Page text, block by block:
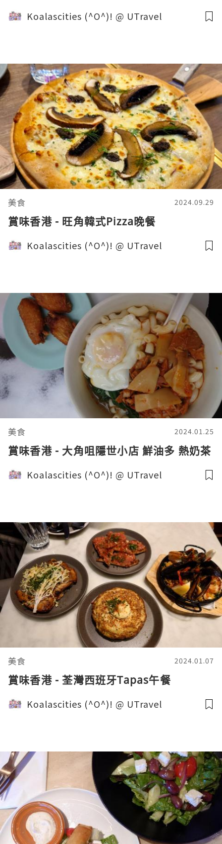
Koalascities (^O^)! @ UTravel
美食 2024.09.29
賞味香港 - 旺角韓式Pizza晚餐
Koalascities (^O^)! @ UTravel
美食 2024.01.25
賞味香港 - 大角咀隱世小店 鮮油多 熱奶茶
Koalascities (^O^)! @ UTravel
美食 2024.01.07
賞味香港 - 荃灣西班牙Tapas午餐
Koalascities (^O^)! @ UTravel